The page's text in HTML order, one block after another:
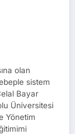
olan
sistem
Bayar
Üniversitesi
Yönetim